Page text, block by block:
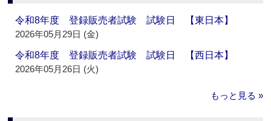
令和8年度 登録販売者試験 試験日 【東日本】
2026年05月29日 (金)
令和8年度 登録販売者試験 試験日 【西日本】
2026年05月26日 (火)
もっと見る »